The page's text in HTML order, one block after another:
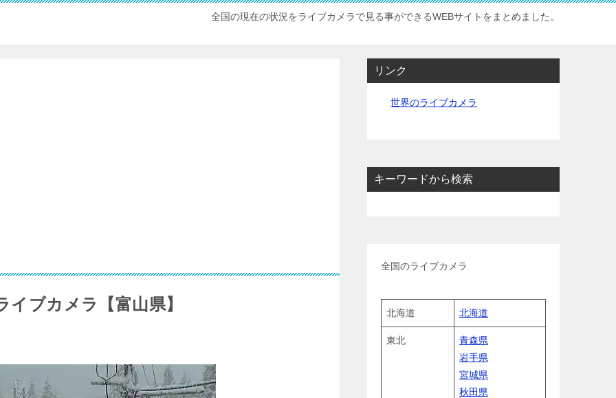
全国の現在の状況をライブカメラで見る事ができるWEBサイトをまとめました。
イブカメラ【富山県】
リンク
世界のライブカメラ
キーワードから検索
全国のライブカメラ
北海道 北海道
東北
青森県
岩手県
宮城県
秋田県